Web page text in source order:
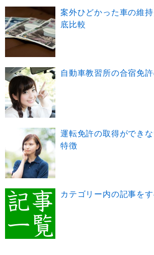
案外ひどかった車の維
底比較
自動車教習所の合宿免
運転免許の取得ができ
特徴
カテゴリー内の記事を